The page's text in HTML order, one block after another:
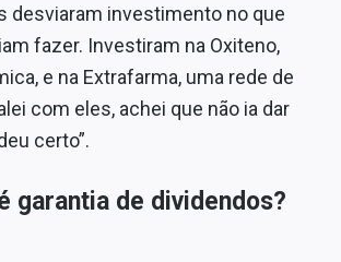
desviaram investimento no que
fazer. Investiram na Oxiteno,
e na Extrafarma, uma rede de
com eles, achei que não ia dar
certo”.
garantia de dividendos?